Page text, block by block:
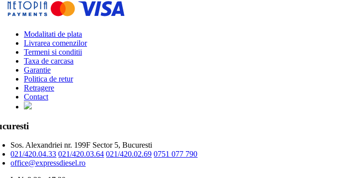
Modalitati de plata
Livrarea comenzilor
Termeni si conditii
Taxa de carcasa
Garantie
Politica de retur
Retragere
Contact
Sos. Alexandriei nr. 199F Sector 5, Bucuresti
021/420.04.33 021/420.03.64 021/420.02.69 0751 077 790
office@expressdiesel.ro